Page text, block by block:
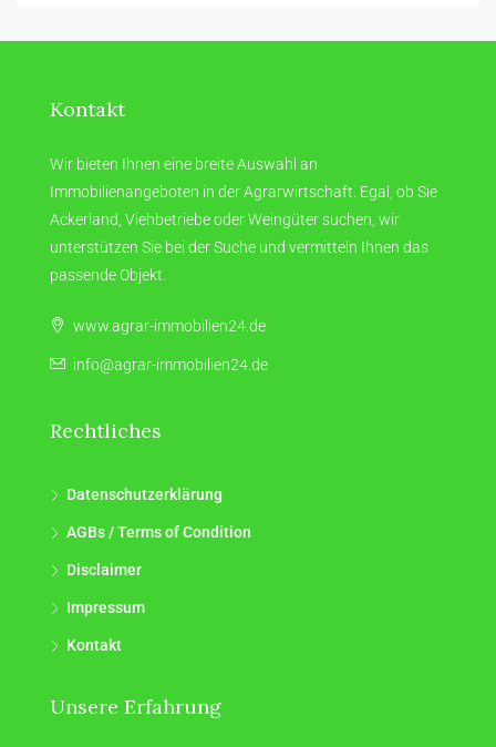
Kontakt
Wir bieten Ihnen eine breite Auswahl an
Immobilienangeboten in der Agrarwirtschaft. Egal, ob Sie
Ackerland, Viehbetriebe oder Weingüter suchen, wir
unterstützen Sie bei der Suche und vermitteln Ihnen das
passende Objekt.
www.agrar-immobilien24.de
info@agrar-immobilien24.de
Rechtliches
Datenschutzerklärung
AGBs / Terms of Condition
Disclaimer
Impressum
Kontakt
Unsere Erfahrung